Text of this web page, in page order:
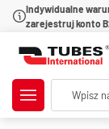
Indywidualne
zarejestruj konto